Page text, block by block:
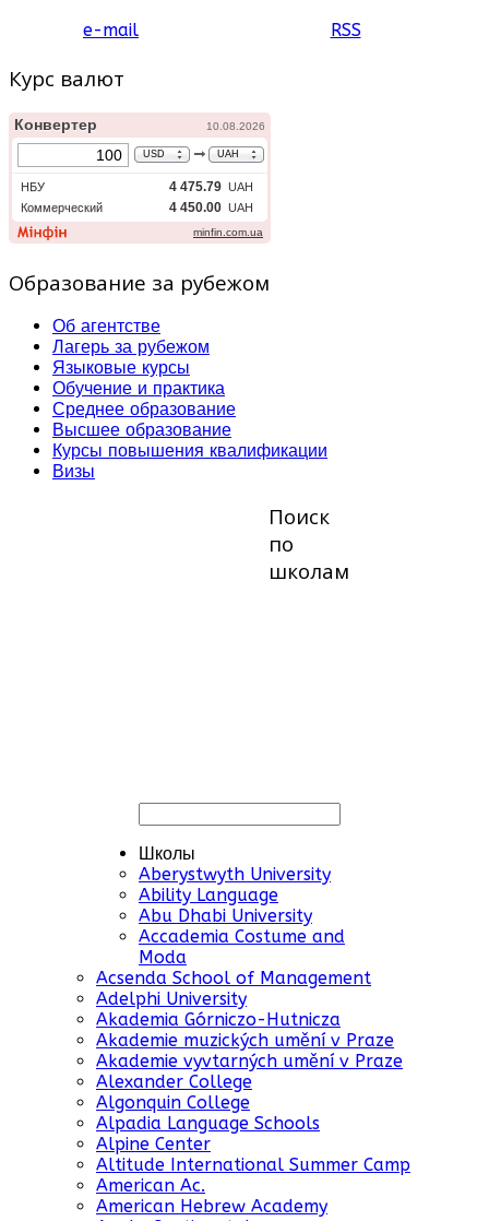
e-mail RSS
Курс валют
Образование за рубежом
Об агентстве
Лагерь за рубежом
Языковые курсы
Обучение и практика
Среднее образование
Высшее образование
Курсы повышения квалификации
Визы
Поиск
по
школам
Школы
Aberystwyth University
Ability Language
Abu Dhabi University
Accademia Costume and
Moda
Acsenda School of Management
Adelphi University
Akademia Górniczo-Hutnicza
Akademie muzických umění v Praze
Akademie vyvtarných umění v Praze
Alexander College
Algonquin College
Alpadia Language Schools
Alpine Center
Altitude International Summer Camp
American Ac.
American Hebrew Academy